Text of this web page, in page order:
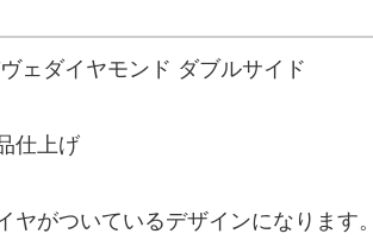
ェダイヤモンド ダブルサイド
仕上げ
がついているデザインになります。